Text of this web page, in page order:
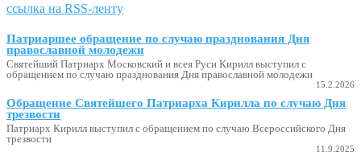
ссылка на RSS-ленту
Патриаршее обращение по случаю празднования Дня
православной молодежи
Святейший Патриарх Московский и всея Руси Кирилл выступил с
обращением по случаю празднования Дня православной молодежи
15.2.2026
Обращение Святейшего Патриарха Кирилла по случаю Дня
трезвости
Патриарх Кирилл выступил с обращением по случаю Всероссийского Дня
трезвости
11.9.2025